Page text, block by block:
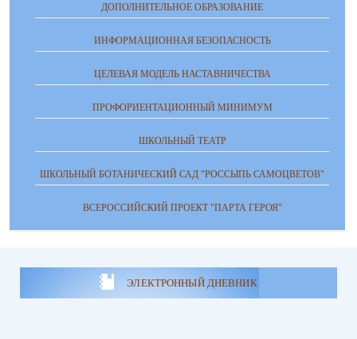
ДОПОЛНИТЕЛЬНОЕ ОБРАЗОВАНИЕ
ИНФОРМАЦИОННАЯ БЕЗОПАСНОСТЬ
ЦЕЛЕВАЯ МОДЕЛЬ НАСТАВНИЧЕСТВА
ПРОФОРИЕНТАЦИОННЫЙ МИНИМУМ
ШКОЛЬНЫЙ ТЕАТР
ШКОЛЬНЫЙ БОТАНИЧЕСКИЙ САД "РОССЫПЬ САМОЦВЕТОВ"
ВСЕРОССИЙСКИЙ ПРОЕКТ "ПАРТА ГЕРОЯ"
ЭЛЕКТРОННЫЙ ДНЕВНИК